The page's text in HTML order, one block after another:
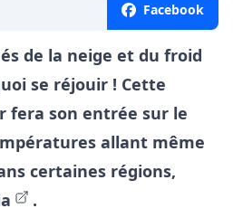
Facebook
de la neige et du froid
se réjouir ! Cette
fera son entrée sur le
allant même
certaines régions,
.